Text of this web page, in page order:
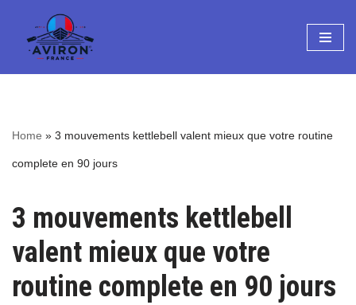
Aller
au
Home » 3 mouvements kettlebell valent mieux que votre routine
complete en 90 jours
3 mouvements kettlebell
valent mieux que votre
routine complete en 90 jours